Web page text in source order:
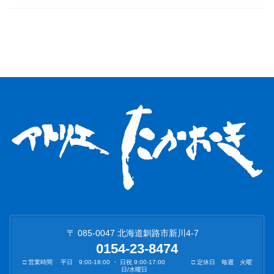
〒 085-0047 北海道釧路市新川4-7
0154-23-8474
□ 営業時間 平日 9:00-18:00 ・ 日祝 9:00-17:00 □ 定休日 毎週 火曜
日/水曜日